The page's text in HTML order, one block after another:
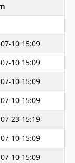
10 15:09
10 15:09
10 15:09
10 15:09
23 15:19
10 15:09
10 15:09